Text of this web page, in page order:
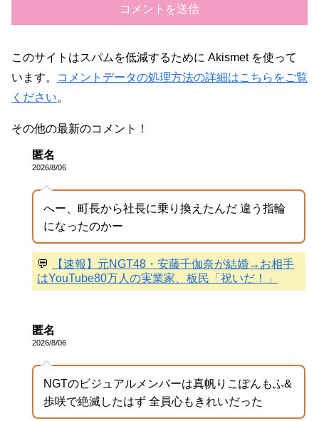
このサイトはスパムを低減するために Akismet を使って
います。
コメントデータの処理方法の詳細はこちらをご覧
ください。
その他の最新のコメント！
匿名
2026/8/06
へー、町長から社長に乗り換えたんだ 違う指輪
になったのかー
💬
【速報】元NGT48・安藤千伽奈が結婚→お相手
はYouTube80万人の実業家、板民「祝いだ！」
匿名
2026/8/06
NGTのビジュアルメンバーは真帆りこぽんもふ&
歩咲で絶滅したはず 全員心もきれいだった